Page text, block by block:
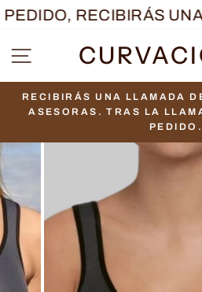
Ir
RECIBIRÁS UNA
NAVEGACIÓN
pausa
RECIBIRÁS UNA LLAMADA
ASESORAS. TRAS LA
PEDIDO.